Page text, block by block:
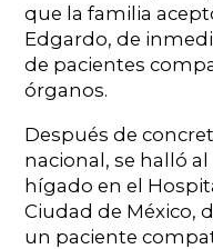
que la familia
Edgardo, de
de pacientes
órganos.
Después de
nacional, se halló
hígado en el
Ciudad de México,
un paciente